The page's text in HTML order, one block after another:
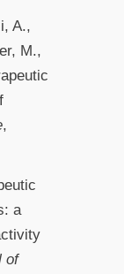
A.,
M.,
,
a
of